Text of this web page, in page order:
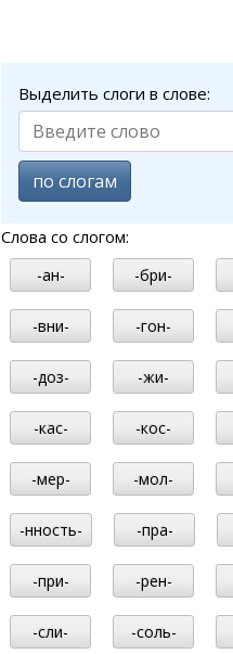
Выделить слоги в слове:
по слогам
Слова со слогом:
-ан- -бри-
-вни- -гон-
-доз- -жи-
-кас- -кос-
-мер- -мол-
-нность- -пра-
-при- -рен-
-сли- -соль-